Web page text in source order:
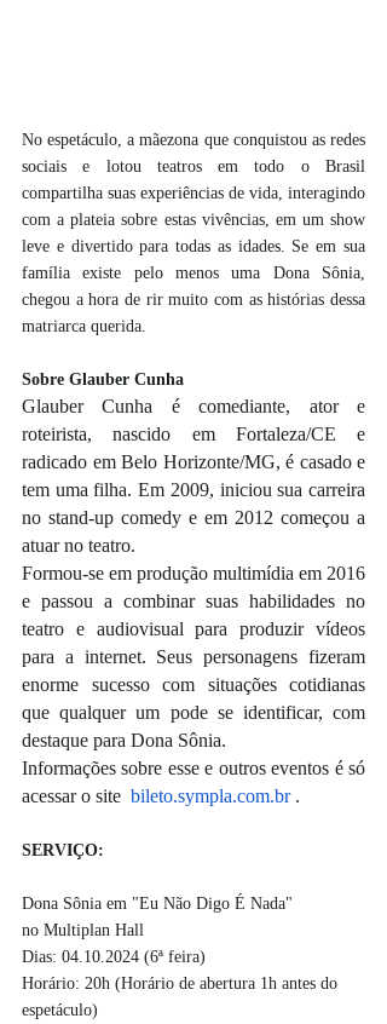
No espetáculo, a mãezona que conquistou as redes
sociais e lotou teatros em todo o Brasil
compartilha suas experiências de vida, interagindo
com a plateia sobre estas vivências, em um show
leve e divertido para todas as idades. Se em sua
família existe pelo menos uma Dona Sônia,
chegou a hora de rir muito com as histórias dessa
matriarca querida.
Sobre Glauber Cunha
Glauber Cunha é comediante, ator e
roteirista, nascido em Fortaleza/CE e
radicado em Belo Horizonte/MG, é casado e
tem uma filha. Em 2009, iniciou sua carreira
no stand-up comedy e em 2012 começou a
atuar no teatro.
Formou-se em produção multimídia em 2016
e passou a combinar suas habilidades no
teatro e audiovisual para produzir vídeos
para a internet. Seus personagens fizeram
enorme sucesso com situações cotidianas
que qualquer um pode se identificar, com
destaque para Dona Sônia.
Informações sobre esse e outros eventos é só
acessar o site bileto.sympla.com.br .
SERVIÇO:
Dona Sônia em "Eu Não Digo É Nada"
no Multiplan Hall
Dias: 04.10.2024 (6ª feira)
Horário: 20h (Horário de abertura 1h antes do
espetáculo)